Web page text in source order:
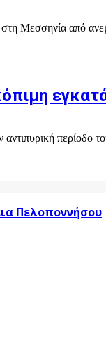
στη Μεσσηνία από
περίοδο
Πελοποννήσου